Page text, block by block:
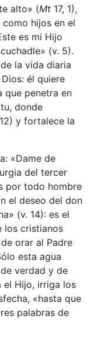
alto» (Mt 17, 1),
hijos en el
es mi Hijo
(v. 5).
la vida diaria
él quiere
que penetra en
donde
y fortalece la
«Dame de
del tercer
por todo hombre
el deseo del don
(v. 14): es el
los cristianos
orar al Padre
esta agua
verdad y de
el Hijo, irriga los
«hasta que
palabras de